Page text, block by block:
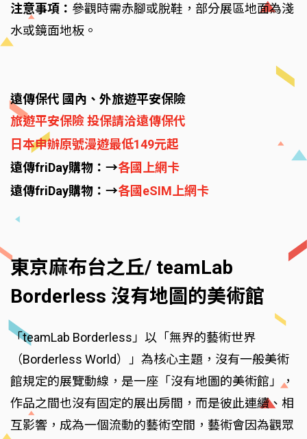
注意事項： 參觀時需赤腳或脫鞋，部分展區地面為淺
水或鏡面地板。
遠傳保代 國內、外旅遊平安保險
旅遊平安保險 投保請洽遠傳保代
日本申辦原號漫遊最低149元起
遠傳friDay購物：→各國上網卡
遠傳friDay購物：→各國eSIM上網卡
東京麻布台之丘/ teamLab
Borderless 沒有地圖的美術館
「teamLab Borderless」以「無界的藝術世界
（Borderless World）」為核心主題，沒有一般美術
館規定的展覽動線，是一座「沒有地圖的美術館」，
作品之間也沒有固定的展出房間，而是彼此連續、相
互影響，成為一個流動的藝術空間，藝術會因為觀眾